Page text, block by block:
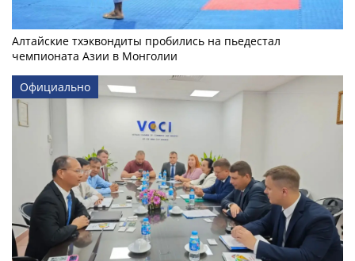
Алтайские тхэквондиты пробились на пьедестал
чемпионата Азии в Монголии
Официально